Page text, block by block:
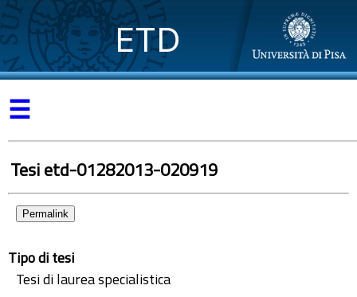
ETD
☰
Tesi etd-01282013-020919
Permalink
Tipo di tesi
Tesi di laurea specialistica